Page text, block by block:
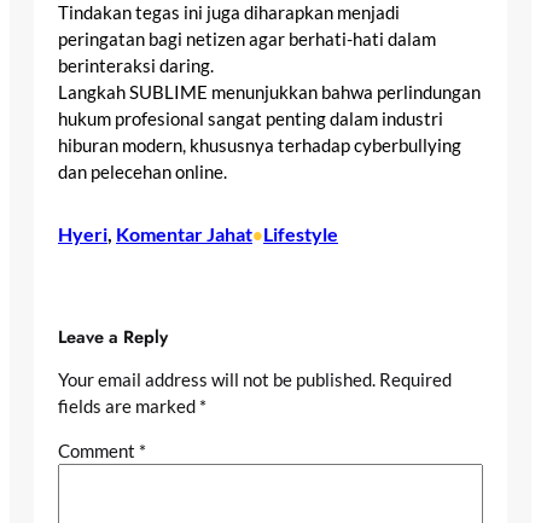
Tindakan tegas ini juga diharapkan menjadi
peringatan bagi netizen agar berhati-hati dalam
berinteraksi daring.
Langkah SUBLIME menunjukkan bahwa perlindungan
hukum profesional sangat penting dalam industri
hiburan modern, khususnya terhadap cyberbullying
dan pelecehan online.
Hyeri, Komentar Jahat•Lifestyle
Leave a Reply
Your email address will not be published. Required
fields are marked *
Comment *